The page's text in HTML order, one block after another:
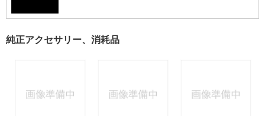
純正アクセサリー、消耗品